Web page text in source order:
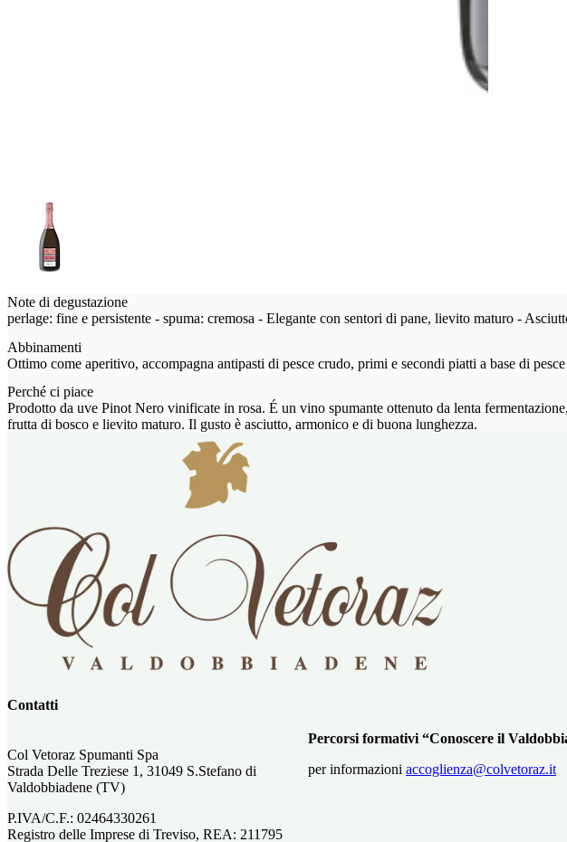
Note di degustazione
perlage: fine e persistente - spuma: cremosa - Elegante con sentori di pane, lievito maturo -
Abbinamenti
Ottimo come aperitivo, accompagna antipasti di pesce crudo, primi e secondi piatti a base di pesce
Perché ci piace
Prodotto da uve Pinot Nero vinificate in rosa. É un vino spumante ottenuto da lenta
frutta di bosco e lievito maturo. Il gusto è asciutto, armonico e di buona lunghezza.
Contatti
Col Vetoraz Spumanti Spa
Strada Delle Treziese 1, 31049 S.Stefano di
Valdobbiadene (TV)
P.IVA/C.F.: 02464330261
Registro delle Imprese di Treviso, REA: 211795
Percorsi formativi “Conoscere il
per informazioni accoglienza@colvetoraz.it